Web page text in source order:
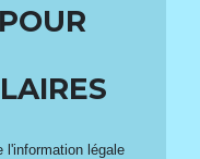
l'information légale